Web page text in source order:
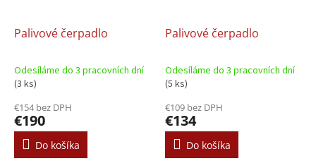
Palivové čerpadlo
Odesíláme do 3 pracovních dní
(3 ks)
€154 bez DPH
€190
Do košíka
Palivové čerpadlo
Odesíláme do 3 pracovních dní
(5 ks)
€109 bez DPH
€134
Do košíka